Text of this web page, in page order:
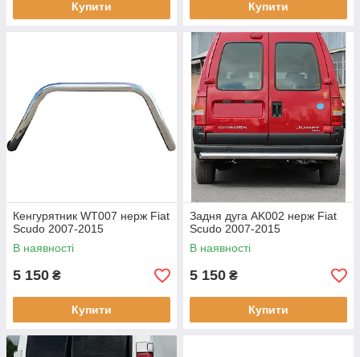
Купити Купити
Кенгурятник WT007 нерж Fiat
Scudo 2007-2015
В наявності
5 150 ₴
Купити
Задня дуга AK002 нерж Fiat
Scudo 2007-2015
В наявності
5 150 ₴
Купити